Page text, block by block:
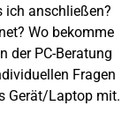
ich anschließen?
Wo bekomme
der PC-Beratung
Fragen
Gerät/Laptop mit.